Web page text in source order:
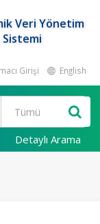
Veri Yönetim
Sistemi
Girişi English
Detaylı Arama